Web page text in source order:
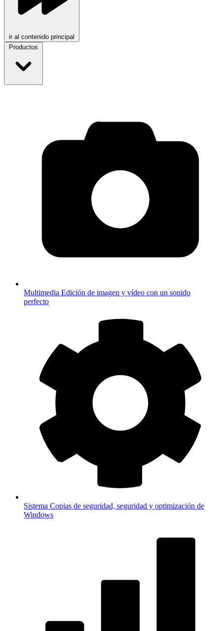
ir al contenido principal
Productos
Multimedia Edición de imagen y vídeo con un sonido
perfecto
Sistema Copias de seguridad, seguridad y optimización de
Windows